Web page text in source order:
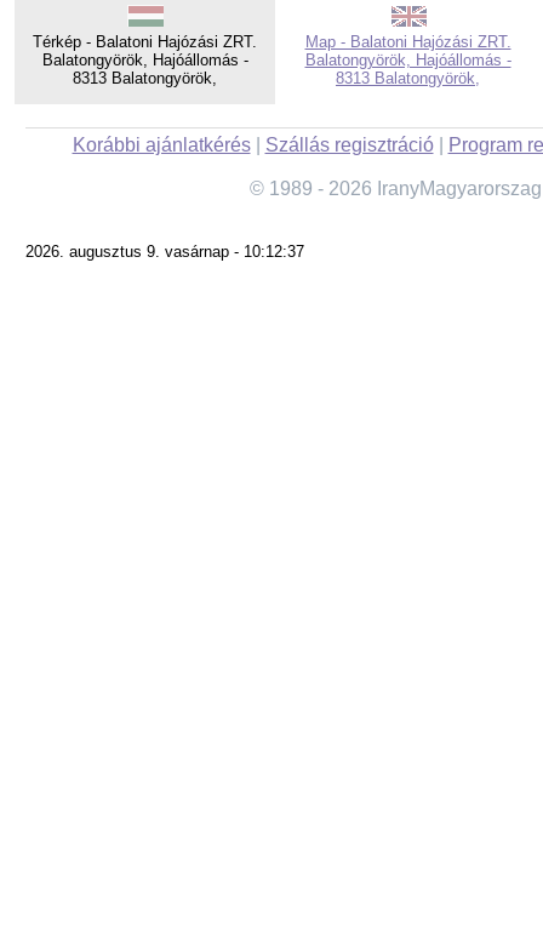
Térkép - Balatoni Hajózási ZRT.
Balatongyörök, Hajóállomás -
8313 Balatongyörök,
Map - Balatoni Hajózási ZRT.
Balatongyörök, Hajóállomás -
8313 Balatongyörök,
Korábbi ajánlatkérés| Szállás regisztráció| Program
© 1989 - 2026
2026. augusztus 9. vasárnap - 10:12:37